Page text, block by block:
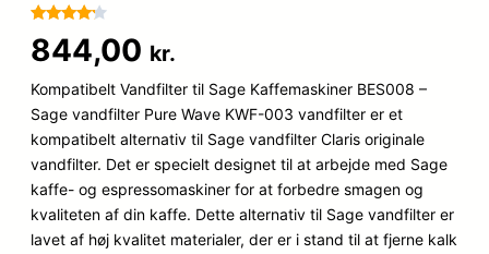
som4.1
ud af 5
baseret
på
kundebed
ømmelse
r
844,00 kr.
Kompatibelt Vandfilter til Sage Kaffemaskiner BES008 –
Sage vandfilter Pure Wave KWF-003 vandfilter er et
kompatibelt alternativ til Sage vandfilter Claris originale
vandfilter. Det er specielt designet til at arbejde med Sage
kaffe- og espressomaskiner for at forbedre smagen og
kvaliteten af din kaffe. Dette alternativ til Sage vandfilter er
lavet af høj kvalitet materialer, der er i stand til at fjerne kalk